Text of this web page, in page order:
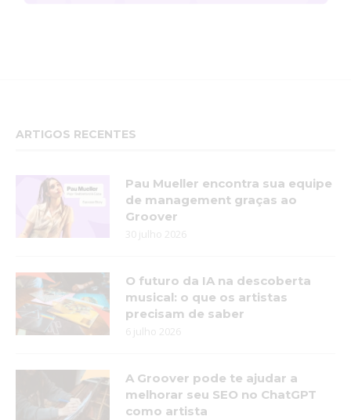
ARTIGOS RECENTES
Pau Mueller encontra sua equipe
de management graças ao
Groover
30 julho 2026
O futuro da IA na descoberta
musical: o que os artistas
precisam de saber
6 julho 2026
A Groover pode te ajudar a
melhorar seu SEO no ChatGPT
como artista